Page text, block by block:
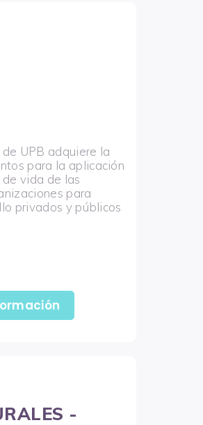
UPB adquiere la
para la aplicación
vida de las
para
privados y públicos
-